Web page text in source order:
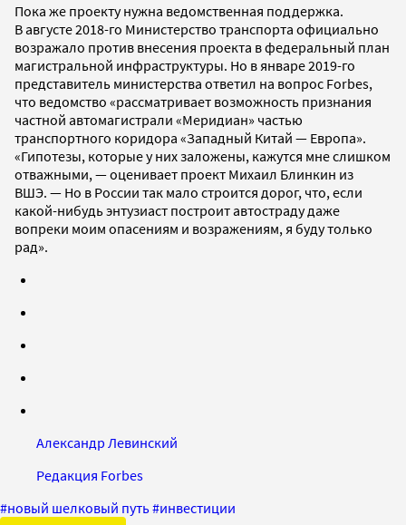
Пока же проекту нужна ведомственная поддержка.
В августе 2018-го Министерство транспорта официально
возражало против внесения проекта в федеральный план
магистральной инфраструктуры. Но в январе 2019-го
представитель министерства ответил на вопрос Forbes,
что ведомство «рассматривает возможность признания
частной автомагистрали «Меридиан» частью
транспортного коридора «Западный Китай — Европа».
«Гипотезы, которые у них заложены, кажутся мне слишком
отважными, — оценивает проект Михаил Блинкин из
ВШЭ. — Но в России так мало строится дорог, что, если
какой-нибудь энтузиаст построит автостраду даже
вопреки моим опасениям и возражениям, я буду только
рад».
Александр Левинский
Редакция Forbes
#новый шелковый путь#инвестиции